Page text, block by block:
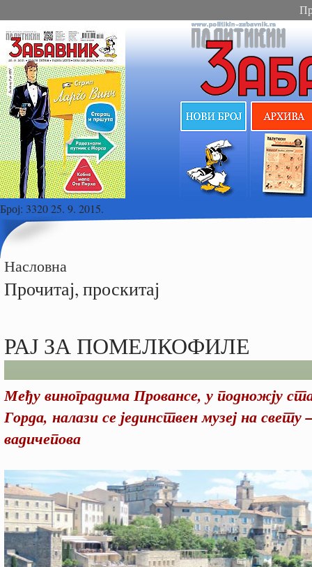
Број: 3320 25. 9. 2015.
Насловна
Прочитај, проскитај
РАЈ ЗА ПОМЕЛКОФИЛЕ
Међу виноградима Провансе, у подножју
Горда, налази се јединствен музеј на свету
вадичепова